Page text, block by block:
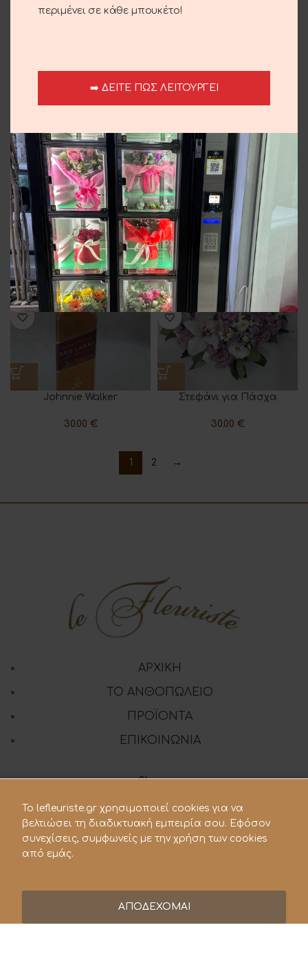
Μαγιάτικο Στεφάνι
30.00€
Μαγιάτικο Στεφάνι
30.00 €
Johnnie Walker
30.00 €
Στεφάνι για Πάσχα
30.00 €
1 2 →
ΑΡΧΙΚΗ
ΤΟ ΑΝΘΟΠΩΛΕΙΟ
ΠΡΟΪΟΝΤΑ
ΕΠΙΚΟΙΝΩΝΙΑ
Share:
210 28.21.119
To lefleuriste.gr χρησιμοποιεί cookies για να
βελτιώσει τη διαδικτυακή εμπειρία σου. Εφόσον
συνεχίσεις, συμφωνείς με την χρήση των cookies
από εμάς.
ΑΠΟΔΕΧΟΜΑΙ
περιμένει σε κάθε μπουκέτο!
➡️ ΔΕΙΤΕ ΠΩΣ ΛΕΙΤΟΥΡΓΕΙ